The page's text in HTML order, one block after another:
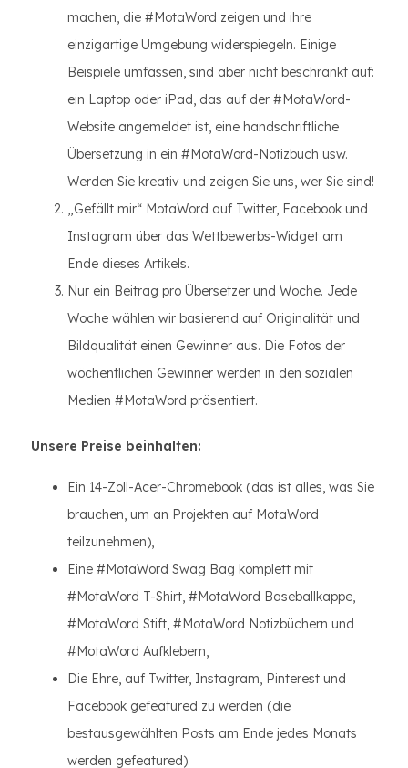
machen, die #MotaWord zeigen und ihre
einzigartige Umgebung widerspiegeln. Einige
Beispiele umfassen, sind aber nicht beschränkt auf:
ein Laptop oder iPad, das auf der #MotaWord-
Website angemeldet ist, eine handschriftliche
Übersetzung in ein #MotaWord-Notizbuch usw.
Werden Sie kreativ und zeigen Sie uns, wer Sie sind!
„Gefällt mir“ MotaWord auf Twitter, Facebook und
Instagram über das Wettbewerbs-Widget am
Ende dieses Artikels.
Nur ein Beitrag pro Übersetzer und Woche. Jede
Woche wählen wir basierend auf Originalität und
Bildqualität einen Gewinner aus. Die Fotos der
wöchentlichen Gewinner werden in den sozialen
Medien #MotaWord präsentiert.
Unsere Preise beinhalten:
Ein 14-Zoll-Acer-Chromebook (das ist alles, was Sie
brauchen, um an Projekten auf MotaWord
teilzunehmen),
Eine #MotaWord Swag Bag komplett mit
#MotaWord T-Shirt, #MotaWord Baseballkappe,
#MotaWord Stift, #MotaWord Notizbüchern und
#MotaWord Aufklebern,
Die Ehre, auf Twitter, Instagram, Pinterest und
Facebook gefeatured zu werden (die
bestausgewählten Posts am Ende jedes Monats
werden gefeatured).